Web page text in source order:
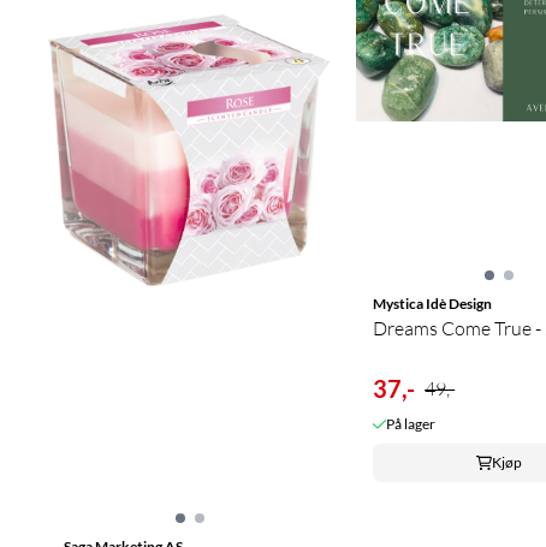
Mystica Idè Design
Dreams Come True - ...
37,- 49,-
På lager
Kjøp